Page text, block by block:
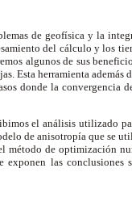
de geofísica y la
del cálculo y los
algunos de sus
Esta herramienta
donde la convergencia
el análisis utilizado
de anisotropía que se
de optimización
las conclusiones